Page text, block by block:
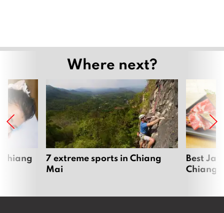
Where next?
7 extreme sports in Chiang
Mai
Best
Chiang